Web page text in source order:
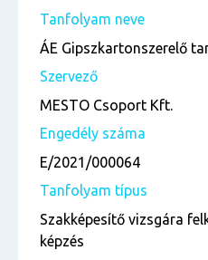
Tanfolyam neve
ÁE Gipszkartonszerelő
Szervező
MESTO Csoport Kft.
Engedély száma
E/2021/000064
Tanfolyam típus
Szakképesítő vizsgára
képzés